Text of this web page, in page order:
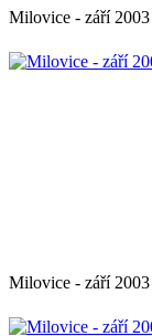
Milovice - září 2003
Milovice - září 2003